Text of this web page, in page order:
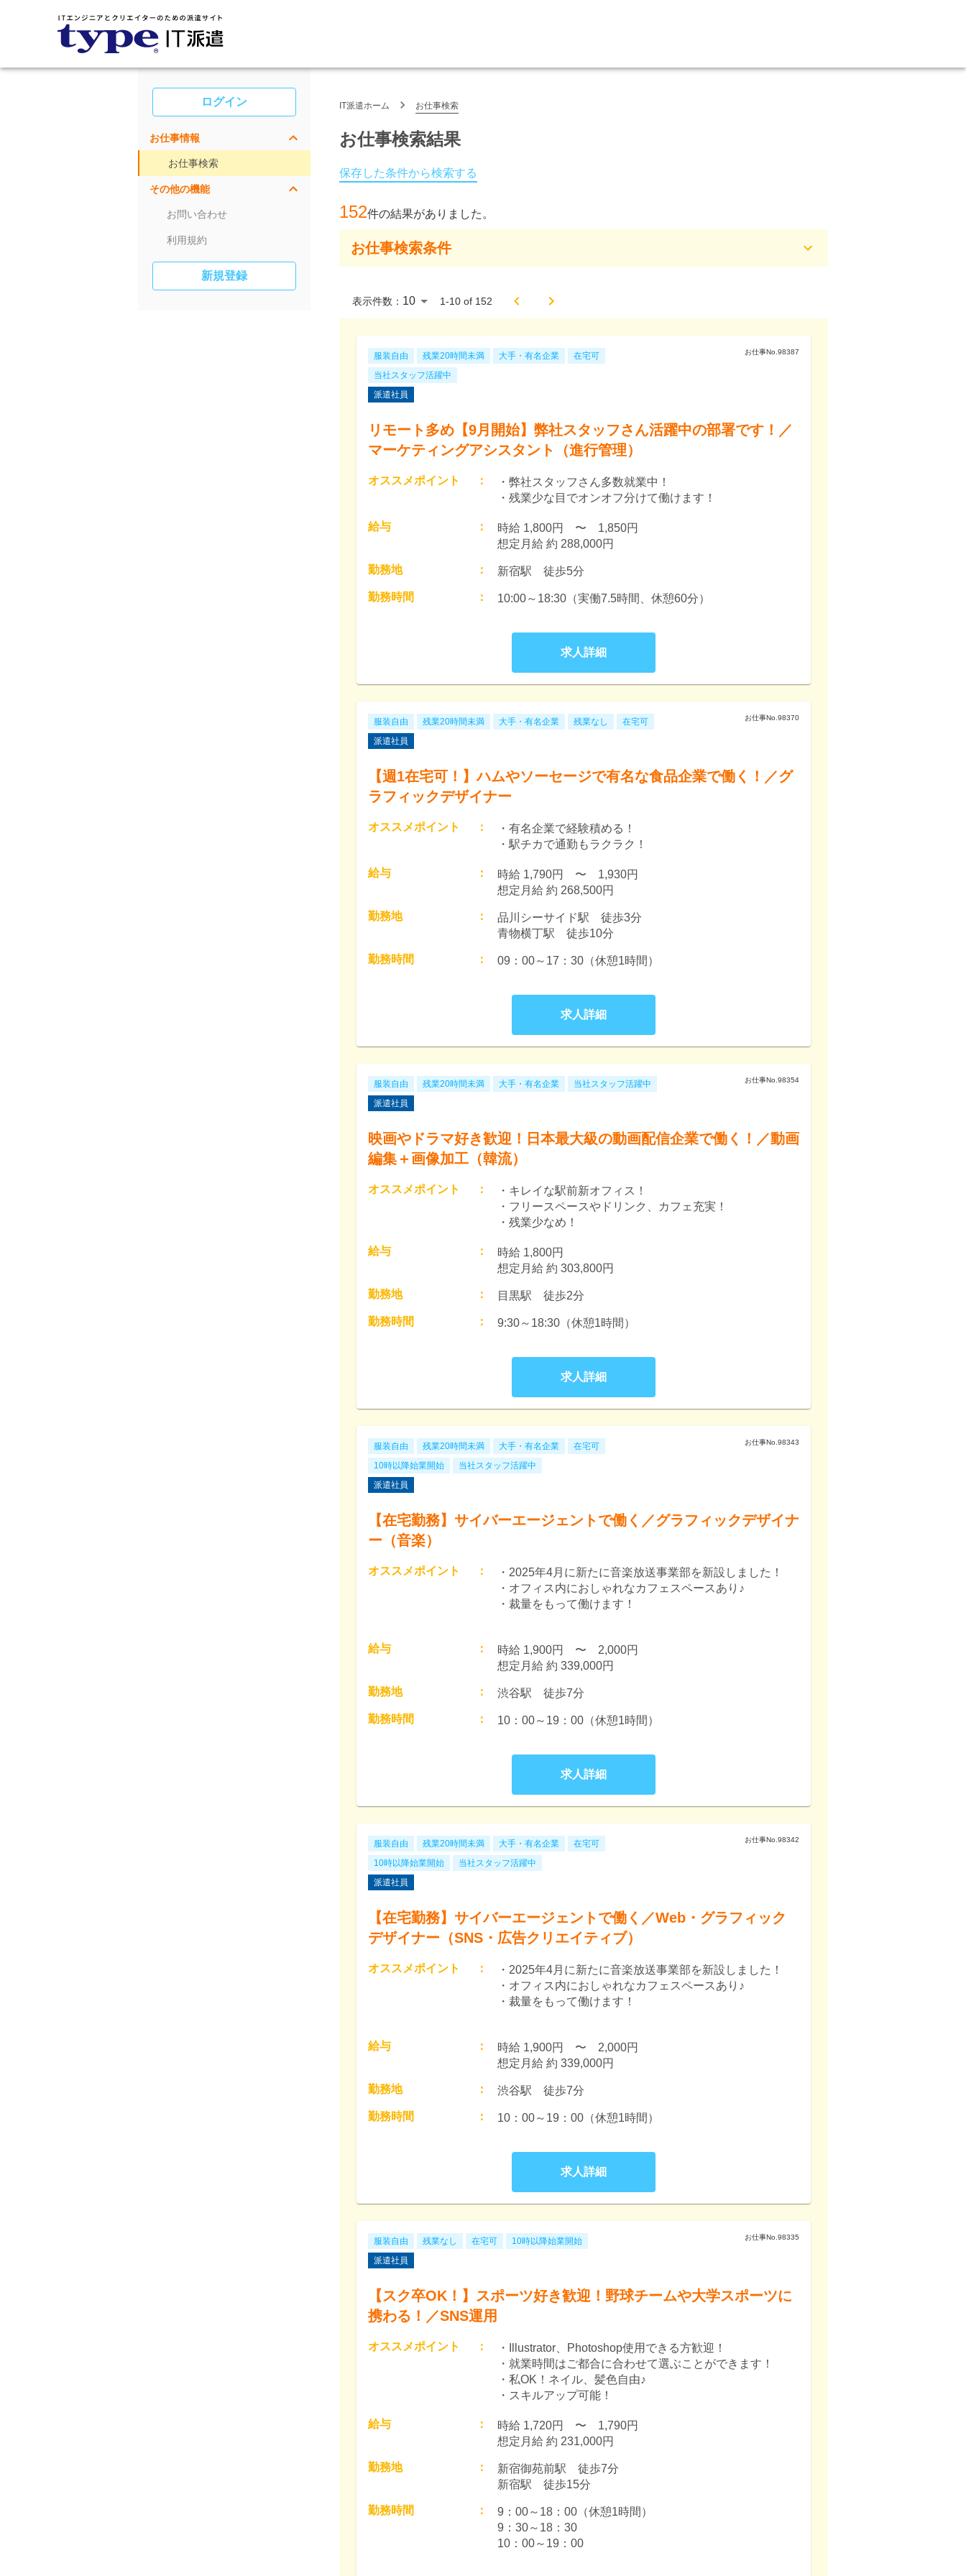
ログイン
お仕事情報
お仕事検索
その他の機能
お問い合わせ
利用規約
新規登録
IT派遣ホーム お仕事検索
お仕事検索結果
保存した条件から検索する
152件の結果がありました。
お仕事検索条件
表示件数： 1-10 of 152
服装自由 残業20時間未満 大手・有名企業
在宅可
当社スタッフ活躍中
お仕事No. 98387
派遣社員
リモート多め【9月開始】弊社スタッフさん活躍中の部署です！／
マーケティングアシスタント（進行管理）
オススメポイント ：
・弊社スタッフさん多数就業中！
・残業少な目でオンオフ分けて働けます！
給与 ：
時給 1,800円　〜　1,850円
想定月給 約 288,000円
勤務地 ： 新宿駅　徒歩5分
勤務時間 ： 10:00～18:30（実働7.5時間、休憩60分）
求人詳細
服装自由 残業20時間未満 大手・有名企業 残業なし 在宅可 お仕事No. 98370
派遣社員
【週1在宅可！】ハムやソーセージで有名な食品企業で働く！／グ
ラフィックデザイナー
オススメポイント ：
・有名企業で経験積める！
・駅チカで通勤もラクラク！
給与 ：
時給 1,790円　〜　1,930円
想定月給 約 268,500円
勤務地 ：
品川シーサイド駅　徒歩3分
青物横丁駅　徒歩10分
勤務時間 ： 09：00～17：30（休憩1時間）
求人詳細
服装自由 残業20時間未満 大手・有名企業 当社スタッフ活躍中 お仕事No. 98354
派遣社員
映画やドラマ好き歓迎！日本最大級の動画配信企業で働く！／動画
編集＋画像加工（韓流）
オススメポイント ：
・キレイな駅前新オフィス！
・フリースペースやドリンク、カフェ充実！
・残業少なめ！
給与 ：
時給 1,800円
想定月給 約 303,800円
勤務地 ： 目黒駅　徒歩2分
勤務時間 ：
求人詳細
服装自由 残業20時間未満 大手・有名企業
在宅可
10時以降始業開始
当社スタッフ活躍中
お仕事No. 98343
派遣社員
【在宅勤務】サイバーエージェントで働く／グラフィックデザイナ
ー（音楽）
オススメポイント ：
・2025年4月に新たに音楽放送事業部を新設しました！
・オフィス内におしゃれなカフェスペースあり♪
・裁量をもって働けます！
給与 ：
時給 1,900円　〜　2,000円
想定月給 約 339,000円
勤務地 ： 渋谷駅　徒歩7分
勤務時間 ：
求人詳細
服装自由 残業20時間未満 大手・有名企業
在宅可
10時以降始業開始
当社スタッフ活躍中
お仕事No. 98342
派遣社員
【在宅勤務】サイバーエージェントで働く／Web・グラフィック
デザイナー（SNS・広告クリエイティブ）
オススメポイント ：
・2025年4月に新たに音楽放送事業部を新設しました！
・オフィス内におしゃれなカフェスペースあり♪
・裁量をもって働けます！
給与 ：
時給 1,900円　〜　2,000円
想定月給 約 339,000円
勤務地 ： 渋谷駅　徒歩7分
勤務時間 ：
求人詳細
服装自由 残業なし 在宅可 10時以降始業開始 お仕事No. 98335
派遣社員
【スク卒OK！】スポーツ好き歓迎！野球チームや大学スポーツに
携わる！／SNS運用
オススメポイント ：
・Illustrator、Photoshop使用できる方歓迎！
・就業時間はご都合に合わせて選ぶことができます！
・私OK！ネイル、髪色自由♪
・スキルアップ可能！
給与 ：
時給 1,720円　〜　1,790円
想定月給 約 231,000円
勤務地 ：
新宿御苑前駅　徒歩7分
新宿駅　徒歩15分
勤務時間 ：
9：00～18：00（休憩1時間）
9：30～18：30
10：00～19：00